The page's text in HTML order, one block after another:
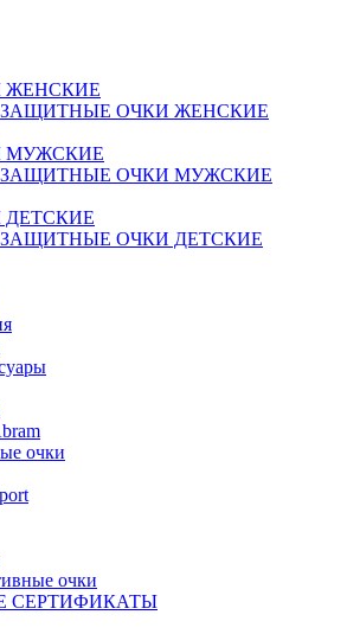
ЖЕНСКИЕ
ОЧКИ ЖЕНСКИЕ
МУЖСКИЕ
ОЧКИ МУЖСКИЕ
ОЧКИ ДЕТСКИЕ
очки
очки
СЕРТИФИКАТЫ